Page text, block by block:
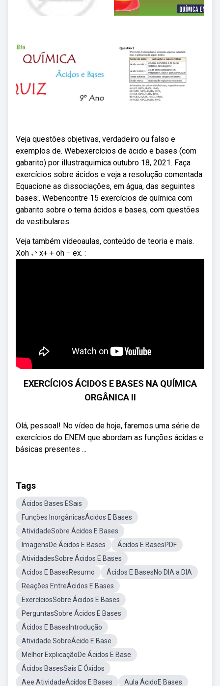
Veja questões objetivas, verdadeiro ou falso e
exemplos de. Webexercícios de ácido e bases (com
gabarito) por illustraquimica outubro 18, 2021. Faça
exercícios sobre ácidos e veja a resolução comentada.
Equacione as dissociações, em água, das seguintes
bases:. Webencontre 15 exercícios de química com
gabarito sobre o tema ácidos e bases, com questões
de vestibulares.
Veja também videoaulas, conteúdo de teoria e mais.
Xoh ⇌ x+ + oh − ex. :
EXERCÍCIOS ÁCIDOS E BASES NA QUÍMICA
ORGÂNICA II
Olá, pessoal! No vídeo de hoje, faremos uma série de
exercícios do ENEM que abordam as funções ácidas e
básicas presentes ...
Tags
Ácidos Bases ESais
Funções InorgânicasÁcidos E Bases
AtividadeSobre Ácidos E Bases
ImagensDe Ácidos E Bases
Ácidos E BasesPDF
AtividadesSobre Ácidos E Bases
Acidos E BasesResumo
Ácidos E BasesNo DIA a DIA
Reações EntreÁcidos E Bases
ExercíciosSobre Ácidos E Bases
PerguntasSobre Ácidos E Bases
Ácidos E BasesIntrodução
Atividade SobreÁcido E Base
Melhor ExplicaçãoDe Ácidos E Base
Ácidos BasesSais E Óxidos
Aee AtividadeÁcidos E Bases
Aula ÁcidoE Bases